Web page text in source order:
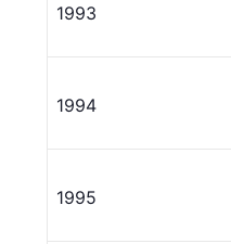
1993
1994
1995